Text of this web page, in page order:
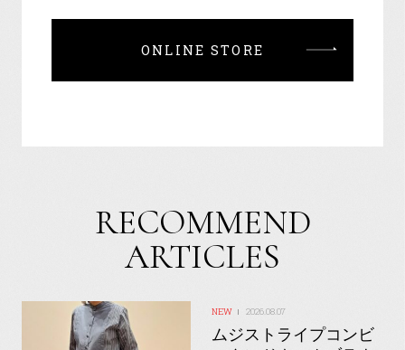
ONLINE STORE
RECOMMEND
ARTICLES
2026.08.07
ムジストライプコンビ